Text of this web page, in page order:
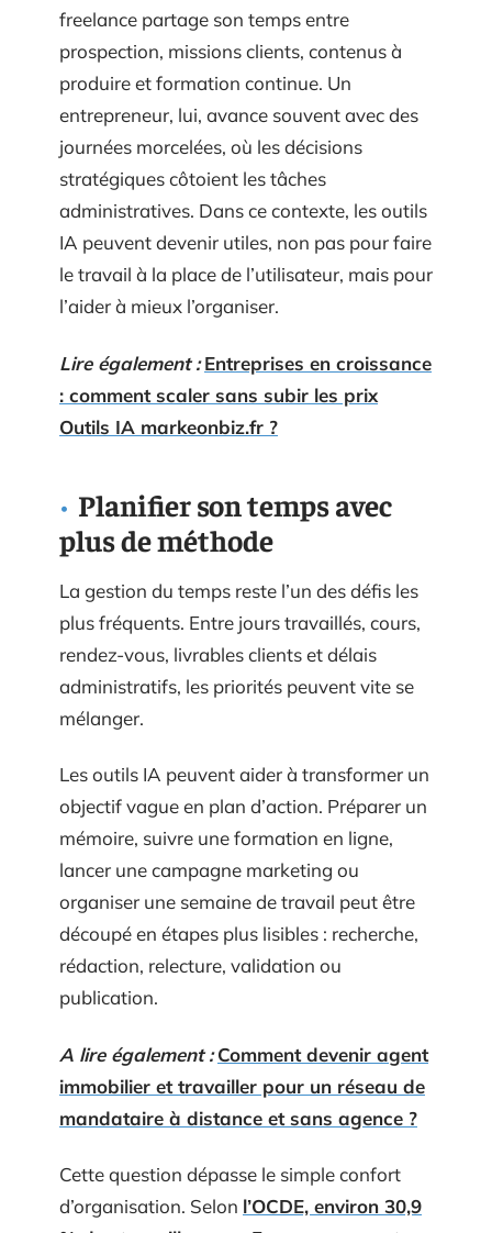
freelance partage son temps entre
prospection, missions clients, contenus à
produire et formation continue. Un
entrepreneur, lui, avance souvent avec des
journées morcelées, où les décisions
stratégiques côtoient les tâches
administratives. Dans ce contexte, les outils
IA peuvent devenir utiles, non pas pour faire
le travail à la place de l’utilisateur, mais pour
l’aider à mieux l’organiser.
Lire également : Entreprises en croissance
: comment scaler sans subir les prix
Outils IA markeonbiz.fr ?
Planifier son temps avec
plus de méthode
La gestion du temps reste l’un des défis les
plus fréquents. Entre jours travaillés, cours,
rendez-vous, livrables clients et délais
administratifs, les priorités peuvent vite se
mélanger.
Les outils IA peuvent aider à transformer un
objectif vague en plan d’action. Préparer un
mémoire, suivre une formation en ligne,
lancer une campagne marketing ou
organiser une semaine de travail peut être
découpé en étapes plus lisibles : recherche,
rédaction, relecture, validation ou
publication.
A lire également : Comment devenir agent
immobilier et travailler pour un réseau de
mandataire à distance et sans agence ?
Cette question dépasse le simple confort
d’organisation. Selon l’OCDE, environ 30,9